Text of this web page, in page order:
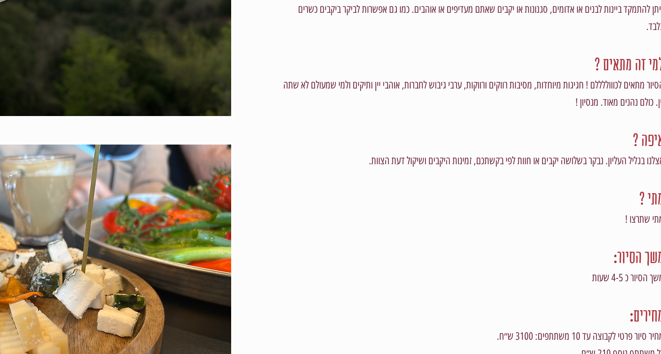
להתמקד ביינות לבנים או אדומים, סגנונות או יקבים שאתם מעדיפים או אוהבים. כמו גם אפשרות לביקר ביקבים כשרים
זה מתאים ?
מתאים לכוווללללם ! חגיגות מיוחדות, מסיבות רווקים ורווקות, ערבי גיבוש לחברות, אוהבי יין ותיקים ולמי שמעולם לא שתה
כולם נהנים מאוד. מנסיון !
?
בגליל העליון. נבקר בשלושה יקבים או חוות לפי בקשתכם, זמינות היקבים ושיקול דעת הצוות.
?
שתרצו !
הסיור:
הסיור כ 4-5 שעות
סיור פרטי לקבוצה עד 10 משתתפים: 3100 ש״ח.